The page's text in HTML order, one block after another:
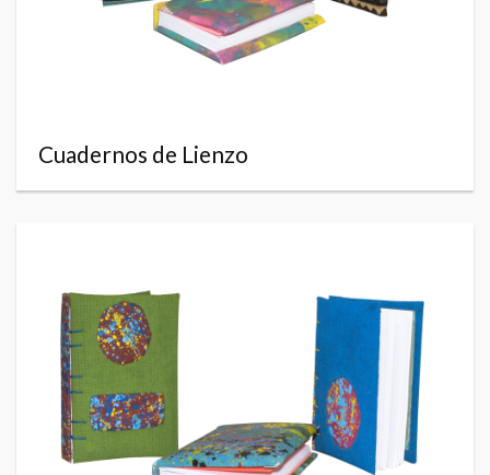
Cuadernos de Lienzo